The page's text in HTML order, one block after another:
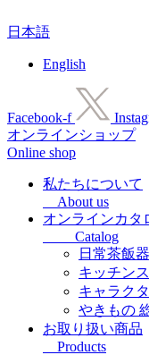
ン
ス
キ
日本語
English
Facebook-f
オンラインショップ
Online shop
私たちについて
About us
オンラインカタ
Catalog
日常茶飯器
キッチン
キャラク
やきもの
お取り扱い商品
Products